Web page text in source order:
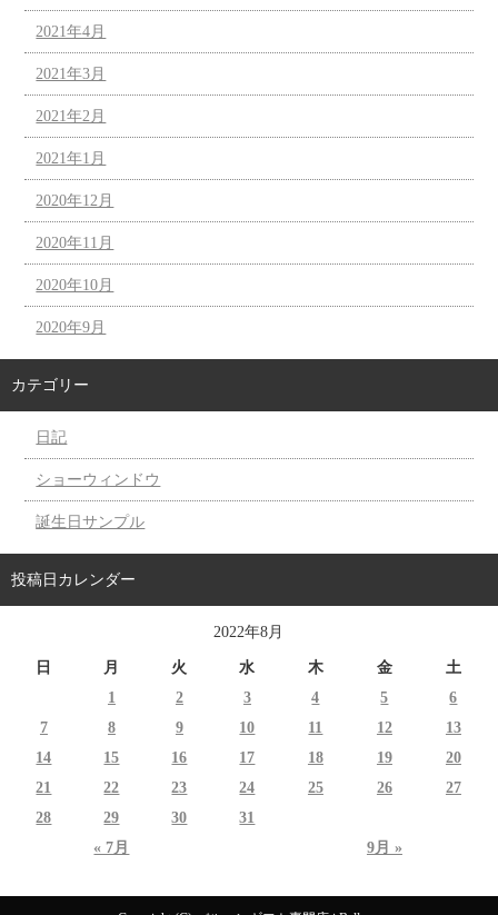
2021年4月
2021年3月
2021年2月
2021年1月
2020年12月
2020年11月
2020年10月
2020年9月
カテゴリー
日記
ショーウィンドウ
誕生日サンプル
投稿日カレンダー
2022年8月
日 月 火 水 木 金 土
« 7月 9月 »
1 2 3 4 5
6
7
8 9 10 11 12
13
14
15 16 17 18 19
20
21
22 23 24 25 26
27
28
29 30 31